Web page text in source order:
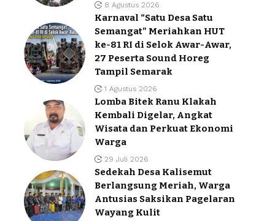
8 Agustus 2026
Karnaval “Satu Desa Satu
Semangat” Meriahkan HUT
ke-81 RI di Selok Awar-Awar,
27 Peserta Sound Horeg
Tampil Semarak
1 Agustus 2026
Lomba Bitek Ranu Klakah
Kembali Digelar, Angkat
Wisata dan Perkuat Ekonomi
Warga
29 Juli 2026
Sedekah Desa Kalisemut
Berlangsung Meriah, Warga
Antusias Saksikan Pagelaran
Wayang Kulit